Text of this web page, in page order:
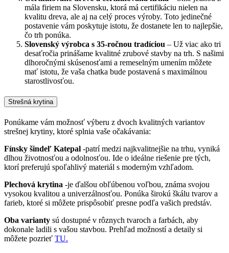
mála firiem na Slovensku, ktorá má certifikáciu nielen na
kvalitu dreva, ale aj na celý proces výroby. Toto jedinečné
postavenie vám poskytuje istotu, že dostanete len to najlepšie,
čo trh ponúka.
Slovenský výrobca s 35-ročnou tradíciou – Už viac ako tri
desaťročia prinášame kvalitné zrubové stavby na trh. S našimi
dlhoročnými skúsenosťami a remeselným umením môžete
mať istotu, že vaša chatka bude postavená s maximálnou
starostlivosťou.
Strešná krytina
Ponúkame vám možnosť výberu z dvoch kvalitných variantov
strešnej krytiny, ktoré splnia vaše očakávania:
Fínsky šindeľ Katepal -patrí medzi najkvalitnejšie na trhu, vyniká
dlhou životnosťou a odolnosťou. Ide o ideálne riešenie pre tých,
ktorí preferujú spoľahlivý materiál s moderným vzhľadom.
Plechová krytina -je ďalšou obľúbenou voľbou, známa svojou
vysokou kvalitou a univerzálnosťou. Ponúka širokú škálu tvarov a
farieb, ktoré si môžete prispôsobiť presne podľa vašich predstáv.
Oba varianty sú dostupné v rôznych tvaroch a farbách, aby
dokonale ladili s vašou stavbou. Prehľad možností a detaily si
môžete pozrieť TU.